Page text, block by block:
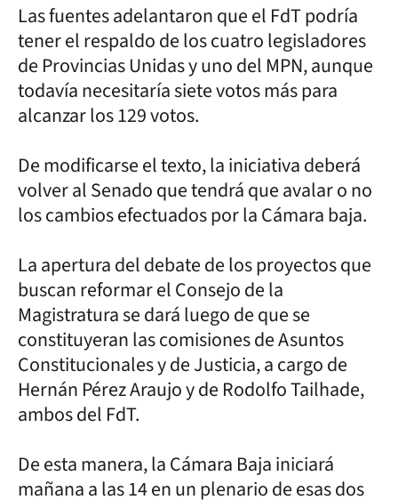
Las fuentes adelantaron que el FdT podría
tener el respaldo de los cuatro legisladores
de Provincias Unidas y uno del MPN, aunque
todavía necesitaría siete votos más para
alcanzar los 129 votos.
De modificarse el texto, la iniciativa deberá
volver al Senado que tendrá que avalar o no
los cambios efectuados por la Cámara baja.
La apertura del debate de los proyectos que
buscan reformar el Consejo de la
Magistratura se dará luego de que se
constituyeran las comisiones de Asuntos
Constitucionales y de Justicia, a cargo de
Hernán Pérez Araujo y de Rodolfo Tailhade,
ambos del FdT.
De esta manera, la Cámara Baja iniciará
mañana a las 14 en un plenario de esas dos